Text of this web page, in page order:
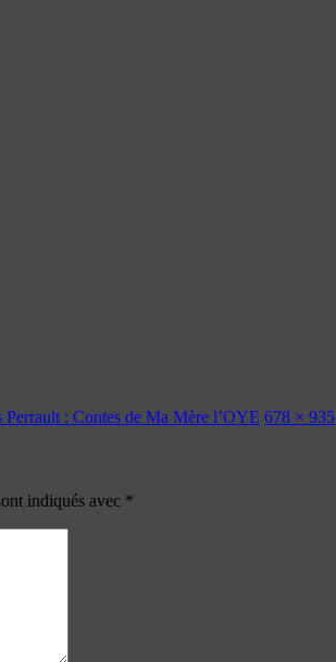
: Contes de Ma Mère l’OYE 678 × 935
indiqués avec *